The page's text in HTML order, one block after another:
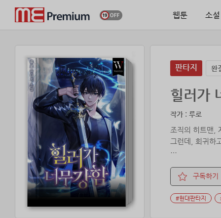
웹툰 소설
판타지 완
힐러가
작가 : 루로
조직의 히트맨,
그런데, 회귀하
구독하기
#현대판타지